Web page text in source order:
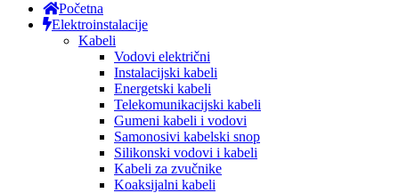
Početna
Elektroinstalacije
Kabeli
Vodovi električni
Instalacijski kabeli
Energetski kabeli
Telekomunikacijski kabeli
Gumeni kabeli i vodovi
Samonosivi kabelski snop
Silikonski vodovi i kabeli
Kabeli za zvučnike
Koaksijalni kabeli